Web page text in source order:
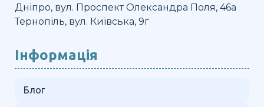
Дніпро, вул. Проспект Олександра Поля, 46а
Тернопіль, вул. Київська, 9г
Інформація
Блог